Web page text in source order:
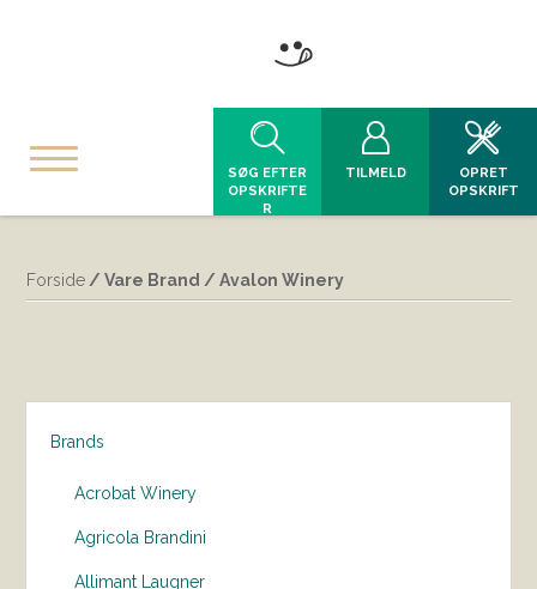
SØG EFTER
OPSKRIFTE
R
TILMELD
OPRET
OPSKRIFT
Forside / Vare Brand / Avalon Winery
Brands
Acrobat Winery
Agricola Brandini
Allimant Laugner